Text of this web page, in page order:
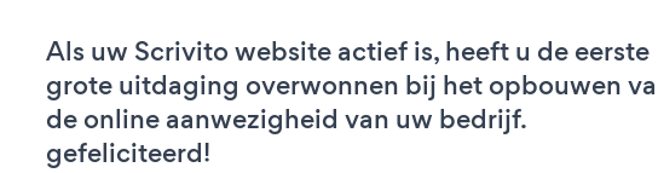
Als uw Scrivito website actief is, heeft u de eerste
grote uitdaging overwonnen bij het opbouwen
de online aanwezigheid van uw bedrijf.
gefeliciteerd!